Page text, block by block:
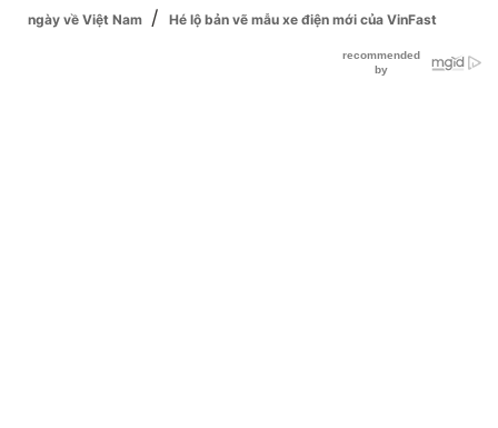
ngày về Việt Nam / Hé lộ bản vẽ mẫu xe điện mới của VinFast